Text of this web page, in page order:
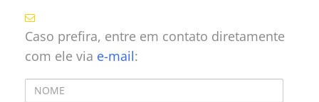
Caso prefira, entre em contato diretamente
com ele via e-mail: